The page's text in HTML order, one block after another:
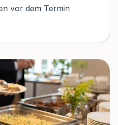
vor dem Termin